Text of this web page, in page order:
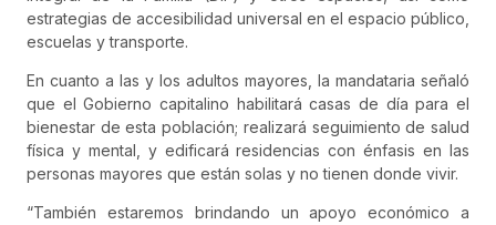
estrategias de accesibilidad universal en el espacio público,
escuelas y transporte.
En cuanto a las y los adultos mayores, la mandataria señaló
que el Gobierno capitalino habilitará casas de día para el
bienestar de esta población; realizará seguimiento de salud
física y mental, y edificará residencias con énfasis en las
personas mayores que están solas y no tienen donde vivir.
“También estaremos brindando un apoyo económico a